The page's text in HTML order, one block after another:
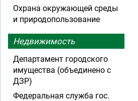
Охрана окружающей среды
и природопользование
Недвижимость
Департамент городского
имущества (объединено с
ДЗР)
Федеральная служба гос.